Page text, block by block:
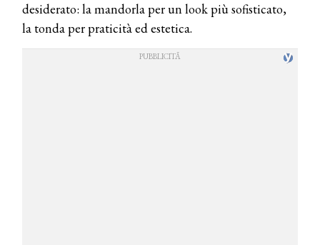
desiderato: la mandorla per un look più sofisticato,
la tonda per praticità ed estetica.